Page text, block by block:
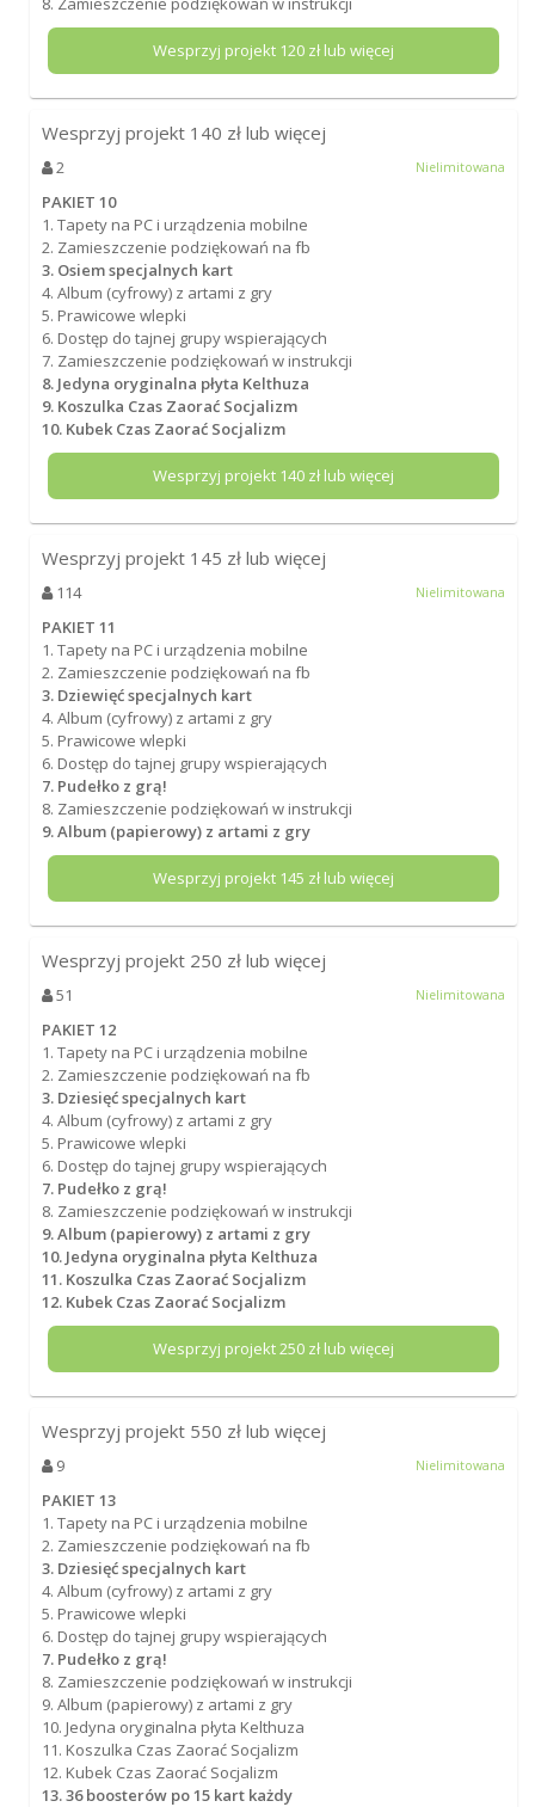
Wesprzyj projekt 120zł lub więcej
Wesprzyj projekt 140 zł lub więcej
2 Nielimitowana
PAKIET 10
1. Tapety na PC i urządzenia mobilne
2. Zamieszczenie podziękowań na fb
3. Osiem specjalnych kart
4. Album (cyfrowy) z artami z gry
5. Prawicowe wlepki
6. Dostęp do tajnej grupy wspierających
7. Zamieszczenie podziękowań w instrukcji
8. Jedyna oryginalna płyta Kelthuza
9. Koszulka Czas Zaorać Socjalizm
10. Kubek Czas Zaorać Socjalizm
Wesprzyj projekt 140zł lub więcej
Wesprzyj projekt 145 zł lub więcej
114 Nielimitowana
PAKIET 11
1. Tapety na PC i urządzenia mobilne
2. Zamieszczenie podziękowań na fb
3. Dziewięć specjalnych kart
4. Album (cyfrowy) z artami z gry
5. Prawicowe wlepki
6. Dostęp do tajnej grupy wspierających
7. Pudełko z grą!
8. Zamieszczenie podziękowań w instrukcji
9. Album (papierowy) z artami z gry
Wesprzyj projekt 145 zł lub więcej
Wesprzyj projekt 250 zł lub więcej
51 Nielimitowana
PAKIET 12
1. Tapety na PC i urządzenia mobilne
2. Zamieszczenie podziękowań na fb
3. Dziesięć specjalnych kart
4. Album (cyfrowy) z artami z gry
5. Prawicowe wlepki
6. Dostęp do tajnej grupy wspierających
7. Pudełko z grą!
8. Zamieszczenie podziękowań w instrukcji
9. Album (papierowy) z artami z gry
10. Jedyna oryginalna płyta Kelthuza
11. Koszulka Czas Zaorać Socjalizm
12. Kubek Czas Zaorać Socjalizm
Wesprzyj projekt250zł lub więcej
Wesprzyj projekt 550 zł lub więcej
9 Nielimitowana
PAKIET 13
1. Tapety na PC i urządzenia mobilne
2. Zamieszczenie podziękowań na fb
3. Dziesięć specjalnych kart
4. Album (cyfrowy) z artami z gry
5. Prawicowe wlepki
6. Dostęp do tajnej grupy wspierających
7. Pudełko z grą!
8. Zamieszczenie podziękowań w instrukcji
9. Album (papierowy) z artami z gry
10. Jedyna oryginalna płyta Kelthuza
11. Koszulka Czas Zaorać Socjalizm
12. Kubek Czas Zaorać Socjalizm
13. 36 boosterów po 15 kart każdy